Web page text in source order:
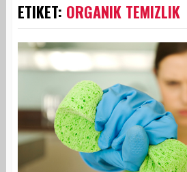
ETIKET: ORGANIK TEMIZLIK